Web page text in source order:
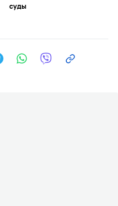
суды